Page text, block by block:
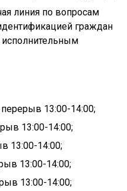
линия по вопросам
граждан
13:00-14:00;
13:00-14:00;
13:00-14:00;
13:00-14:00;
13:00-14:00;